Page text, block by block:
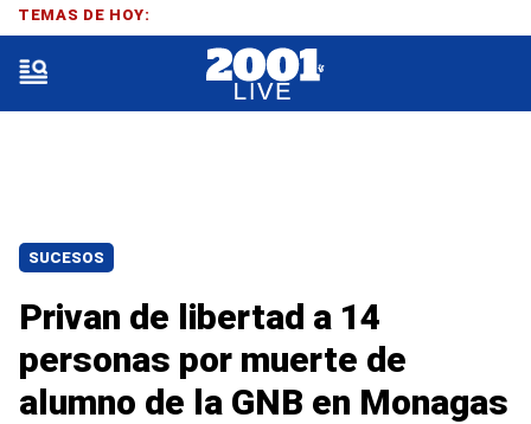
SUCESOS
Privan de libertad a 14
personas por muerte de
alumno de la GNB en Monagas
TEMAS DE HOY: